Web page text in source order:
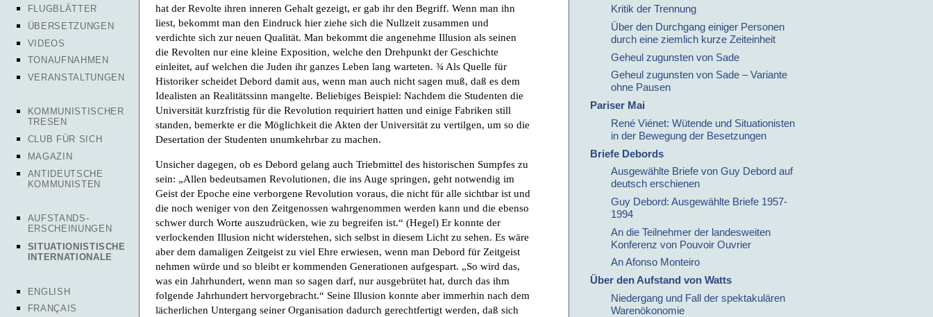
FLUGBLÄTTER
ÜBERSETZUNGEN
VIDEOS
TONAUFNAHMEN
VERANSTALTUNGEN
KOMMUNISTISCHER
TRESEN
CLUB FÜR SICH
MAGAZIN
ANTIDEUTSCHE
KOMMUNISTEN
AUFSTANDS-
ERSCHEINUNGEN
SITUATIONISTISCHE
INTERNATIONALE
ENGLISH
FRANÇAIS
hat der Revolte ihren inneren Gehalt gezeigt, er gab ihr den Begriff. Wenn man ihn
liest, bekommt man den Eindruck hier ziehe sich die Nullzeit zusammen und
verdichte sich zur neuen Qualität. Man bekommt die angenehme Illusion als seinen
die Revolten nur eine kleine Exposition, welche den Drehpunkt der Geschichte
einleitet, auf welchen die Juden ihr ganzes Leben lang warteten. ¾ Als Quelle für
Historiker scheidet Debord damit aus, wenn man auch nicht sagen muß, daß es dem
Idealisten an Realitätssinn mangelte. Beliebiges Beispiel: Nachdem die Studenten die
Universität kurzfristig für die Revolution requiriert hatten und einige Fabriken still
standen, bemerkte er die Möglichkeit die Akten der Universität zu vertilgen, um so die
Desertation der Studenten unumkehrbar zu machen.
Unsicher dagegen, ob es Debord gelang auch Triebmittel des historischen Sumpfes zu
sein: „Allen bedeutsamen Revolutionen, die ins Auge springen, geht notwendig im
Geist der Epoche eine verborgene Revolution voraus, die nicht für alle sichtbar ist und
die noch weniger von den Zeitgenossen wahrgenommen werden kann und die ebenso
schwer durch Worte auszudrücken, wie zu begreifen ist.“ (Hegel) Er konnte der
verlockenden Illusion nicht widerstehen, sich selbst in diesem Licht zu sehen. Es wäre
aber dem damaligen Zeitgeist zu viel Ehre erwiesen, wenn man Debord für Zeitgeist
nehmen würde und so bleibt er kommenden Generationen aufgespart. „So wird das,
was ein Jahrhundert, wenn man so sagen darf, nur ausgebrütet hat, durch das ihm
folgende Jahrhundert hervorgebracht.“ Seine Illusion konnte aber immerhin nach dem
lächerlichen Untergang seiner Organisation dadurch gerechtfertigt werden, daß sich
Kritik der Trennung
Über den Durchgang einiger Personen
durch eine ziemlich kurze Zeiteinheit
Geheul zugunsten von Sade
Geheul zugunsten von Sade – Variante
ohne Pausen
Pariser Mai
René Viénet: Wütende und Situationisten
in der Bewegung der Besetzungen
Briefe Debords
Ausgewählte Briefe von Guy Debord auf
deutsch erschienen
Guy Debord: Ausgewählte Briefe 1957-
1994
An die Teilnehmer der landesweiten
Konferenz von Pouvoir Ouvrier
An Afonso Monteiro
Über den Aufstand von Watts
Niedergang und Fall der spektakulären
Warenökonomie